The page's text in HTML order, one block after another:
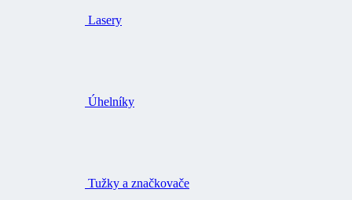
Lasery
Úhelníky
Tužky a značkovače